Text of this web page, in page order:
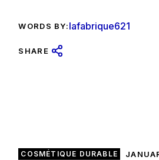
WORDS BY:lafabrique621
SHARE
COSMÉTIQUE DURABLE